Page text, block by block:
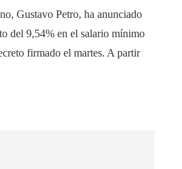
Gustavo Petro, ha anunciado
del 9,54% en el salario mínimo
firmado el martes. A partir